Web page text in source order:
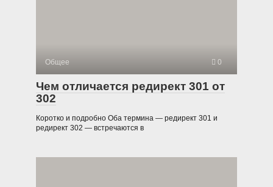
Общее 0
Чем отличается редирект 301 от
302
Коротко и подробно Оба термина — редирект 301 и
редирект 302 — встречаются в